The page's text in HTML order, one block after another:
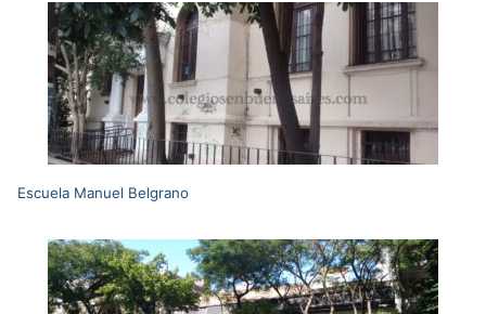
Escuela Manuel Belgrano